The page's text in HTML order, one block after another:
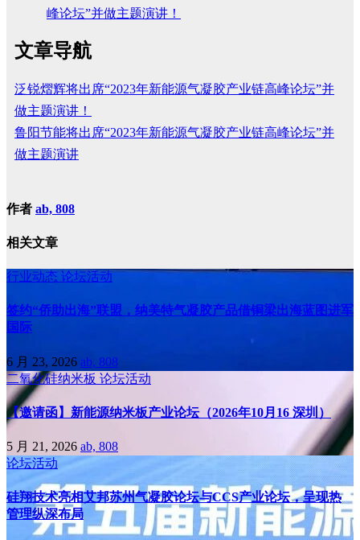
峰论坛”并做主题演讲！
文章导航
泛锐熠辉将出席“2023年新能源气凝胶产业链高峰论坛”并
做主题演讲！
鲁阳节能将出席“2023年新能源气凝胶产业链高峰论坛”并
做主题演讲
作者 ab, 808
相关文章
行业动态 论坛活动
签约“侨助出海”联盟，纳美特气凝胶产品借铜梁出海蓝图进军
国际
6 月 23, 2026 ab, 808
二氧化硅纳米板 论坛活动
【邀请函】新能源纳米板产业论坛（2026年10月16 深圳）
5 月 21, 2026 ab, 808
论坛活动
硅翔技术亮相艾邦苏州气凝胶论坛与CCS产业论坛，呈现热
管理纵深布局